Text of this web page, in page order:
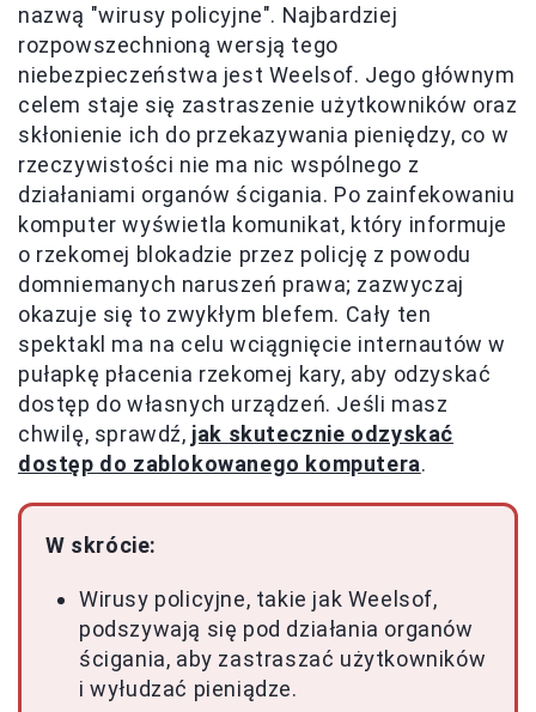
nazwą "wirusy policyjne". Najbardziej
rozpowszechnioną wersją tego
niebezpieczeństwa jest Weelsof. Jego głównym
celem staje się zastraszenie użytkowników oraz
skłonienie ich do przekazywania pieniędzy, co w
rzeczywistości nie ma nic wspólnego z
działaniami organów ścigania. Po zainfekowaniu
komputer wyświetla komunikat, który informuje
o rzekomej blokadzie przez policję z powodu
domniemanych naruszeń prawa; zazwyczaj
okazuje się to zwykłym blefem. Cały ten
spektakl ma na celu wciągnięcie internautów w
pułapkę płacenia rzekomej kary, aby odzyskać
dostęp do własnych urządzeń. Jeśli masz
chwilę, sprawdź, jak skutecznie odzyskać
dostęp do zablokowanego komputera.
W skrócie:
Wirusy policyjne, takie jak Weelsof,
podszywają się pod działania organów
ścigania, aby zastraszać użytkowników
i wyłudzać pieniądze.